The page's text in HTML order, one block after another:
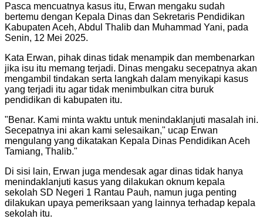
Pasca mencuatnya kasus itu, Erwan mengaku sudah
bertemu dengan Kepala Dinas dan Sekretaris Pendidikan
Kabupaten Aceh, Abdul Thalib dan Muhammad Yani, pada
Senin, 12 Mei 2025.
Kata Erwan, pihak dinas tidak menampik dan membenarkan
jika isu itu memang terjadi. Dinas mengaku secepatnya akan
mengambil tindakan serta langkah dalam menyikapi kasus
yang terjadi itu agar tidak menimbulkan citra buruk
pendidikan di kabupaten itu.
"Benar. Kami minta waktu untuk menindaklanjuti masalah ini.
Secepatnya ini akan kami selesaikan," ucap Erwan
mengulang yang dikatakan Kepala Dinas Pendidikan Aceh
Tamiang, Thalib."
Di sisi lain, Erwan juga mendesak agar dinas tidak hanya
menindaklanjuti kasus yang dilakukan oknum kepala
sekolah SD Negeri 1 Rantau Pauh, namun juga penting
dilakukan upaya pemeriksaan yang lainnya terhadap kepala
sekolah itu.